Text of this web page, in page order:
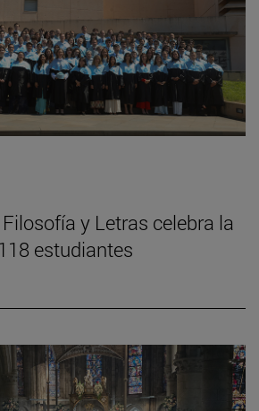
y Letras celebra la
estudiantes